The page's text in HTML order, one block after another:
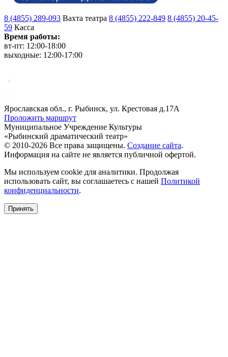
8 (4855) 289-093 Вахта театра 8 (4855) 222-849 8 (4855) 20-45-
59 Касса
Время работы:
вт-пт: 12:00-18:00
выходные: 12:00-17:00
Ярославская обл., г. Рыбинск, ул. Крестовая д.17А
Проложить маршрут
Муниципальное Учреждение Культуры
«Рыбинский драматический театр»
© 2010-2026 Все права защищены. Создание сайта.
Информация на сайте не является публичной офертой.
Мы используем cookie для аналитики. Продолжая
использовать сайт, вы соглашаетесь с нашей Политикой
конфиденциальности.
Принять